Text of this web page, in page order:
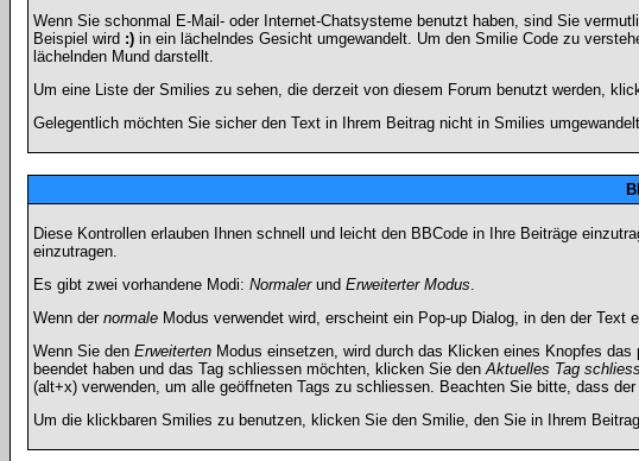
Wenn Sie schonmal E-Mail- oder Internet-Chatsysteme benutzt haben, sind Sie
Beispiel wird :)in ein lächelndes Gesicht umgewandelt. Um den Smilie Code zu
lächelnden Mund darstellt.
Um eine Liste der Smilies zu sehen, die derzeit von diesem Forum benutzt werden,
Gelegentlich möchten Sie sicher den Text in Ihrem Beitrag nicht in Smilies
Diese Kontrollen erlauben Ihnen schnell und leicht den BBCode in Ihre Beiträge
einzutragen.
Es gibt zwei vorhandene Modi: Normalerund Erweiterter Modus.
Wenn der normaleModus verwendet wird, erscheint ein Pop-up Dialog, in den der Text
Wenn Sie den ErweitertenModus einsetzen, wird durch das Klicken eines Knopfes das
beendet haben und das Tag schliessen möchten, klicken Sie denAktuelles Tag
(alt+x) verwenden, um alle geöffneten Tags zu schliessen. Beachten Sie bitte, dass
Um die klickbaren Smilies zu benutzen, klicken Sie den Smilie, den Sie in Ihrem